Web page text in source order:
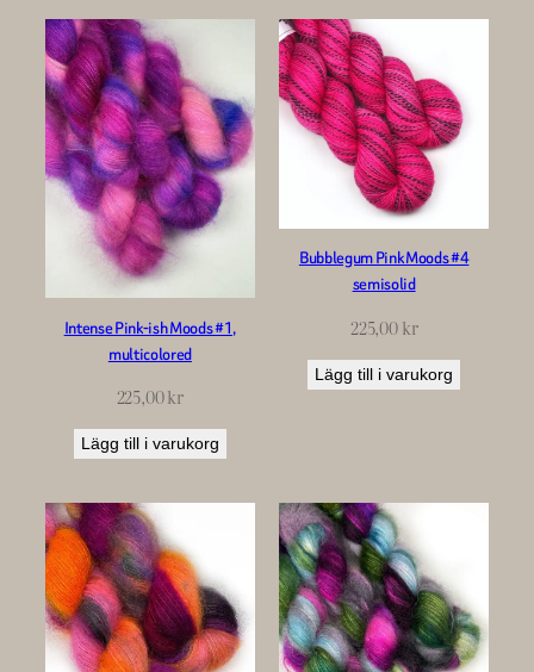
Intense Pink-ish Moods #1,
multicolored
225,00kr
Lägg till i varukorg
Bubblegum Pink Moods #4
semisolid
225,00kr
Lägg till i varukorg